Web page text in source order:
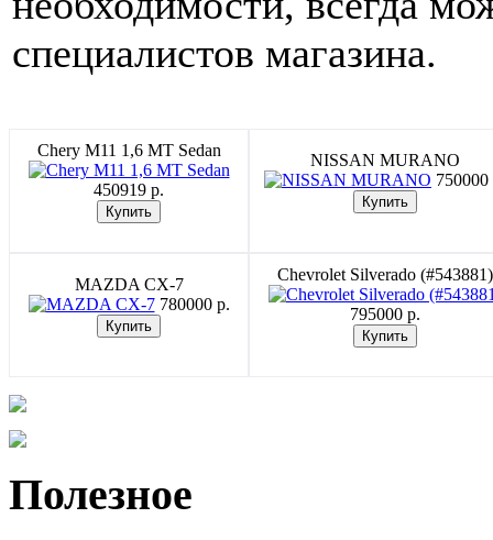
специалистов магазина.
Chery M11 1,6 MT Sedan
450919 p.
NISSAN MURANO
750000
MAZDA CX-7
780000 p.
Chevrolet Silverado (#543881)
795000 p.
Полезное